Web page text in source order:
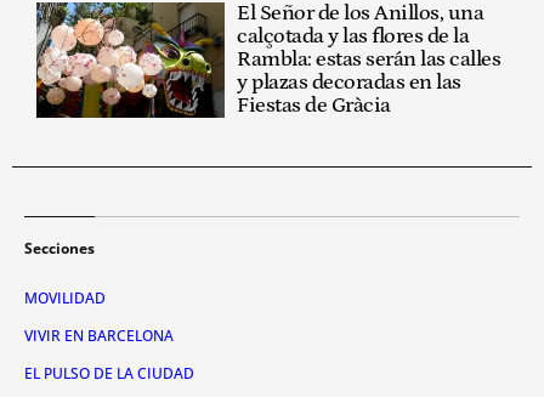
El Señor de los Anillos, una
calçotada y las flores de la
Rambla: estas serán las calles
y plazas decoradas en las
Fiestas de Gràcia
Secciones
MOVILIDAD
VIVIR EN BARCELONA
EL PULSO DE LA CIUDAD